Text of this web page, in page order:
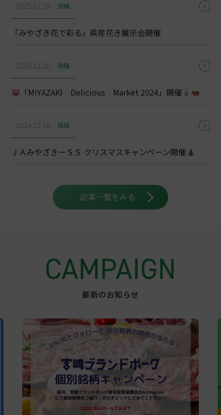
投稿
「みやざき花で彩る」県産花き展示会開催
投稿
「MIYAZAKI Delicious Market 2024」開催
投稿
ＪＡみやざきーＳＳ クリスマスキャンペーン開催
記事一覧をみる
最新のお知らせ